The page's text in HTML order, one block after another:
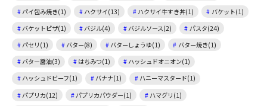
パイ包み焼き(1)
ハクサイ(13) ハクサイ牛すき丼(1)
バケット(1)
バケットピザ(1)
バジル(4) バジルソース(2)
パスタ(24)
パセリ(1)
バター(8) バターしょうゆ(1)
バター焼き(1)
バター醤油(3)
はちみつ(1)
ハッシュドオニオン(1)
ハッシュドビーフ(1)
バナナ(1)
ハニーマスタード(1)
パプリカ(12)
パプリカパウダー(1)
ハマグリ(1)